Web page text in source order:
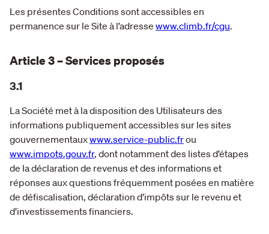
Les présentes Conditions sont accessibles en
permanence sur le Site à l’adresse www.climb.fr/cgu.
Article 3 – Services proposés
3.1
La Société met à la disposition des Utilisateurs des
informations publiquement accessibles sur les sites
gouvernementauxwww.service-public.frou
www.impots.gouv.fr, dont notamment des listes d’étapes
de la déclaration de revenus et des informations et
réponses aux questions fréquemment posées en matière
de défiscalisation, déclaration d’impôts sur le revenu et
d’investissements financiers.